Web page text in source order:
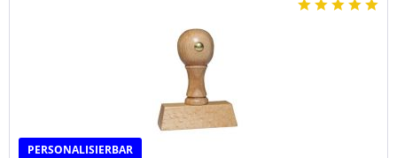
PERSONALISIERBAR